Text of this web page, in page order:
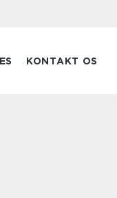
KONTAKT OS